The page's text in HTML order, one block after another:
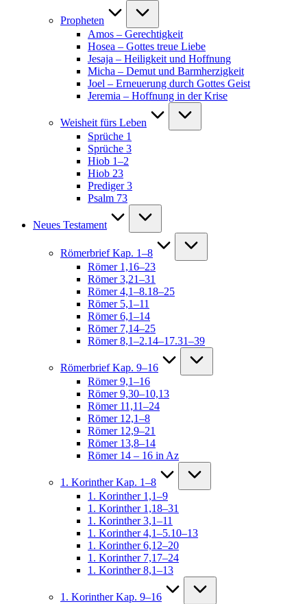
Propheten
Amos – Gerechtigkeit
Hosea – Gottes treue Liebe
Jesaja – Heiligkeit und Hoffnung
Micha – Demut und Barmherzigkeit
Joel – Erneuerung durch Gottes Geist
Jeremia – Hoffnung in der Krise
Weisheit fürs Leben
Sprüche 1
Sprüche 3
Hiob 1–2
Hiob 23
Prediger 3
Psalm 73
Neues Testament
Römerbrief Kap. 1–8
Römer 1,16–23
Römer 3,21–31
Römer 4,1–8.18–25
Römer 5,1–11
Römer 6,1–14
Römer 7,14–25
Römer 8,1–2.14–17.31–39
Römerbrief Kap. 9–16
Römer 9,1–16
Römer 9,30–10,13
Römer 11,11–24
Römer 12,1–8
Römer 12,9–21
Römer 13,8–14
Römer 14 – 16 in Az
1. Korinther Kap. 1–8
1. Korinther 1,1–9
1. Korinther 1,18–31
1. Korinther 3,1–11
1. Korinther 4,1–5.10–13
1. Korinther 6,12–20
1. Korinther 7,17–24
1. Korinther 8,1–13
1. Korinther Kap. 9–16